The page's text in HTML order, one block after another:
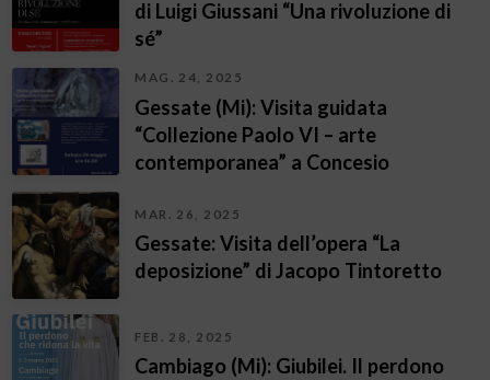
di Luigi Giussani “Una rivoluzione di
sé”
MAG. 24, 2025
Gessate (Mi): Visita guidata
“Collezione Paolo VI – arte
contemporanea” a Concesio
MAR. 26, 2025
Gessate: Visita dell’opera “La
deposizione” di Jacopo Tintoretto
FEB. 28, 2025
Cambiago (Mi): Giubilei. Il perdono